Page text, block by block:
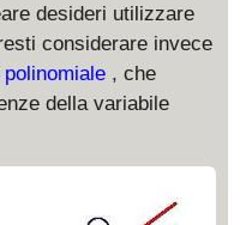
desideri utilizzare
considerare invece
, che
della variabile